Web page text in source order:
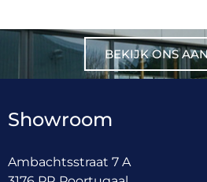
BEKIJK ONS
Showroom
Ambachtsstraat 7 A